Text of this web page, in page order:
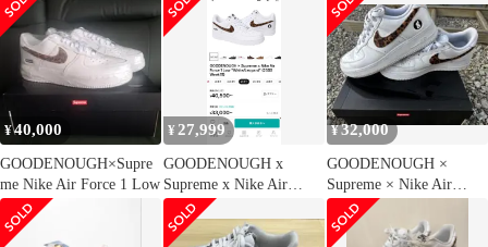
¥40,000
GOODENOUGH×Supre
me Nike Air Force 1 Low
¥ 27,999
GOODENOUGH x
Supreme x Nike Air
Force 1
¥32,000
GOODENOUGH ×
Supreme × Nike Air
Force 1